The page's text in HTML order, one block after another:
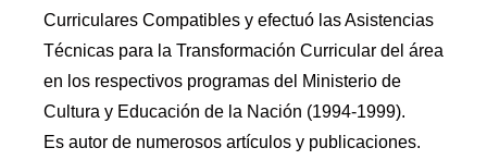
Curriculares Compatibles y efectuó las Asistencias
Técnicas para la Transformación Curricular del área
en los respectivos programas del Ministerio de
Cultura y Educación de la Nación (1994-1999).
Es autor de numerosos artículos y publicaciones.